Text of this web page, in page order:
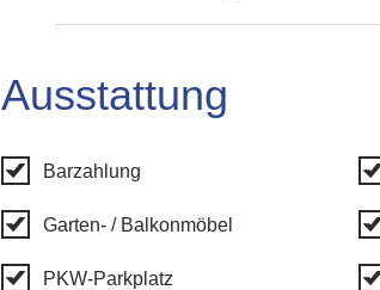
Ausstattung
Barzahlung
Garten- / Balkonmöbel
PKW-Parkplatz